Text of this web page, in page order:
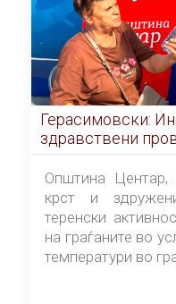
Герасимовски:
здравствени
граѓаните во
Општина
крст и
теренски
на граѓаните во
температури во